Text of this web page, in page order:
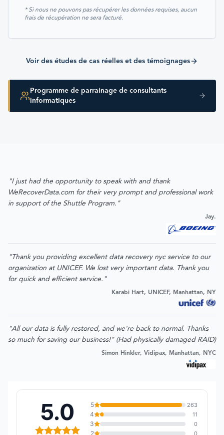
* Si nous ne pouvons pas récupérer les données requises, aucun
frais de récupération ne sera facturé.
Voir des études de cas réelles et des témoignages
Programme de parrainage de consultants
informatiques
"I just had the opportunity to speak with and thank
WeRecoverData.com for their very prompt and professional work
in support of the Shuttle Program."
Jay.
"Thank you providing excellent data recovery nyc service to our
organization at UNICEF. We lost very important data. Thank you
for quick and efficient service."
Karabi Hart, UNICEF, Manhattan, NY
"All our data is fully restored, and we're back to normal. Thanks
so much for saving our business!" (Had physically damaged RAID)
Simon Hinkler, Vidipax, Manhattan, NYC
5.0 5 263
4 11
3 0
2 0